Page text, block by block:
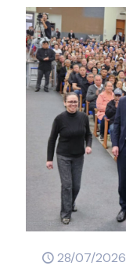
28/07/2026